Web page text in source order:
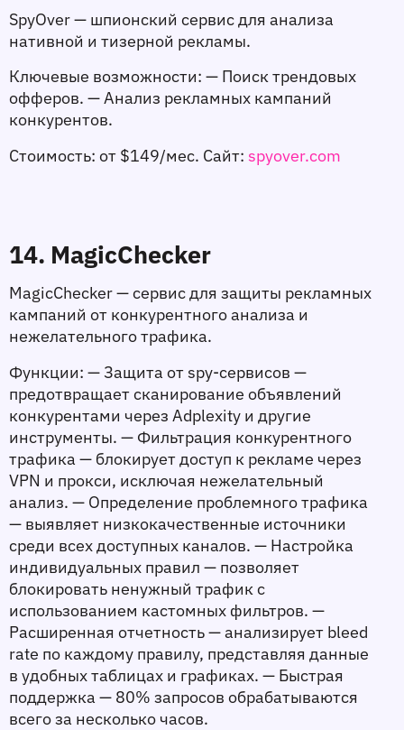
SpyOver — шпионский сервис для анализа
нативной и тизерной рекламы.
Ключевые возможности: — Поиск трендовых
офферов. — Анализ рекламных кампаний
конкурентов.
Стоимость: от $149/мес. Сайт: spyover.com
14. MagicChecker
MagicChecker — сервис для защиты рекламных
кампаний от конкурентного анализа и
нежелательного трафика.
Функции: — Защита от spy-сервисов —
предотвращает сканирование объявлений
конкурентами через Adplexity и другие
инструменты. — Фильтрация конкурентного
трафика — блокирует доступ к рекламе через
VPN и прокси, исключая нежелательный
анализ. — Определение проблемного трафика
— выявляет низкокачественные источники
среди всех доступных каналов. — Настройка
индивидуальных правил — позволяет
блокировать ненужный трафик с
использованием кастомных фильтров. —
Расширенная отчетность — анализирует bleed
rate по каждому правилу, представляя данные
в удобных таблицах и графиках. — Быстрая
поддержка — 80% запросов обрабатываются
всего за несколько часов.